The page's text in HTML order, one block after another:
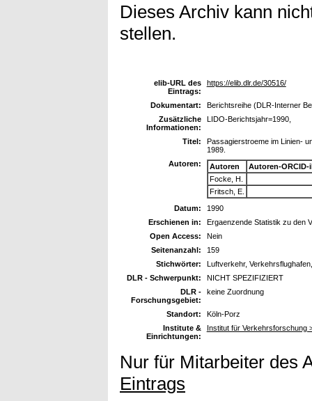
Dieses Archiv kann
stellen.
elib-URL des
Eintrags:
https://elib.dlr.de/30516/
Dokumentart:
Berichtsreihe (DLR-Interner
Zusätzliche
Informationen:
LIDO-Berichtsjahr=1990,
Titel:
Passagierstroeme im Linien-
1989.
Autoren:
Autoren
Autoren-ORCID-
Focke, H.
Fritsch, E.
Datum:
1990
Erschienen in:
Ergaenzende Statistik zu den
Open Access:
Nein
Seitenanzahl:
159
Stichwörter:
Luftverkehr,
DLR - Schwerpunkt:
NICHT SPEZIFIZIERT
DLR -
Forschungsgebiet:
keine Zuordnung
Standort:
Köln-Porz
Institute &
Einrichtungen:
Institut für Verkehrsforschung
Nur für Mitarbeiter des
Eintrags